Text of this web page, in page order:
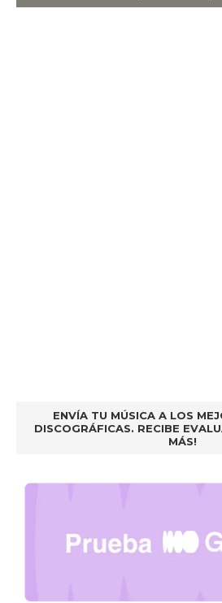
ENVÍA TU MÚSICA A LOS
DISCOGRÁFICAS. RECIBE
MÁS!